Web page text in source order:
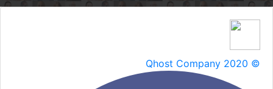
Qhost Company 2020 ©